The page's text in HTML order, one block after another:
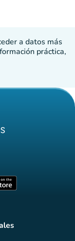
a datos más
práctica,
pestaña)